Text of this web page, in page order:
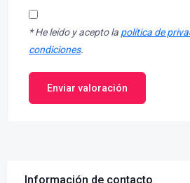
*He leído y acepto la política de
condiciones.
Enviar valoración
Información de contacto